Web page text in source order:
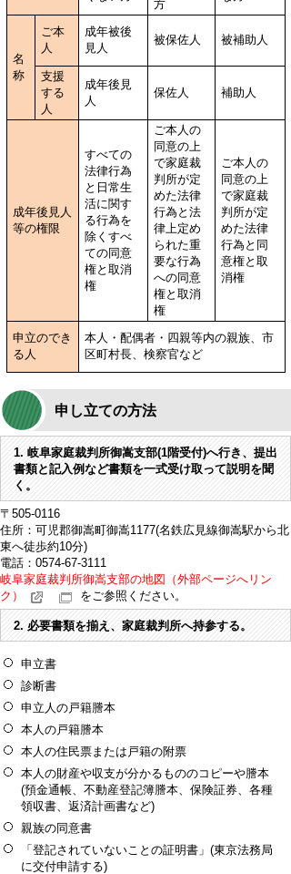
方
名
称
ご本
人
成年被後
見人
被保佐人 被補助人
支援
する
人
成年後見
人
保佐人 補助人
成年後見人
等の権限
すべての
法律行為
と日常生
活に関す
る行為を
除くすべ
ての同意
権と取消
権
ご本人の
同意の上
で家庭裁
判所が定
めた法律
行為と法
律上定め
られた重
要な行為
への同意
権と取消
権
ご本人の
同意の上
で家庭裁
判所が定
めた法律
行為と同
意権と取
消権
申立のでき
る人
本人・配偶者・四親等内の親族、市
区町村長、検察官など
申し立ての方法
1. 岐阜家庭裁判所御嵩支部(1階受付)へ行き、提出
書類と記入例など書類を一式受け取って説明を聞
く。
〒505-0116
住所：可児郡御嵩町御嵩1177(名鉄広見線御嵩駅から北
東へ徒歩約10分)
電話：0574-67-3111
岐阜家庭裁判所御嵩支部の地図（外部ページへリン
ク）
をご参照ください。
2. 必要書類を揃え、家庭裁判所へ持参する。
申立書
診断書
申立人の戸籍謄本
本人の戸籍謄本
本人の住民票または戸籍の附票
本人の財産や収支が分かるもののコピーや謄本
(預金通帳、不動産登記簿謄本、保険証券、各種
領収書、返済計画書など)
親族の同意書
「登記されていないことの証明書」(東京法務局
に交付申請する)